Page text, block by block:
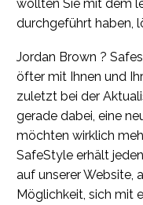
wollten Sie mit dem
durchgeführt haben,
Jordan Brown ?
öfter mit Ihnen und
zuletzt bei der
gerade dabei, eine
möchten wirklich
SafeStyle erhält
auf unserer Website,
Möglichkeit, sich mit